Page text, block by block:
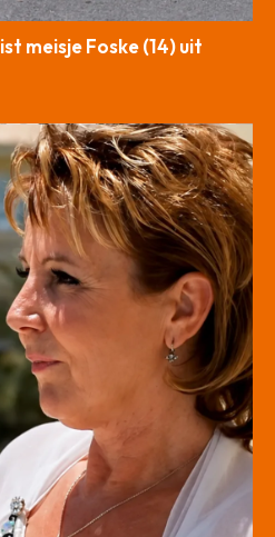
meisje Foske (14) uit